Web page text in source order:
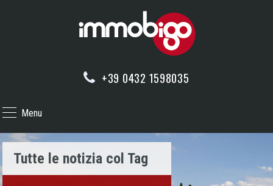
+39 0432 1598035
Menu
Tutte le notizia col Tag